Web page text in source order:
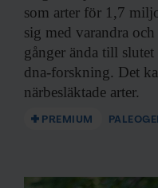
som arter för 1,7
sig med varandra
gånger ända till
dna-forskning. Det
närbesläktade arter.
PREMIUM